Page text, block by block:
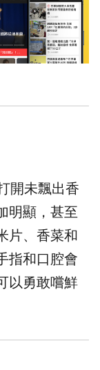
開未飄出香
明顯，甚至
片、香菜和
指和口腔會
以勇敢嚐鮮